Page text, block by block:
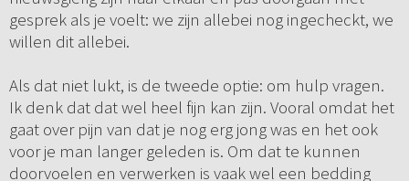
gesprek als je voelt: we zijn allebei nog ingecheckt, we
willen dit allebei.
Als dat niet lukt, is de tweede optie: om hulp vragen.
Ik denk dat dat wel heel fijn kan zijn. Vooral omdat het
gaat over pijn van dat je nog erg jong was en het ook
voor je man langer geleden is. Om dat te kunnen
doorvoelen en verwerken is vaak wel een bedding